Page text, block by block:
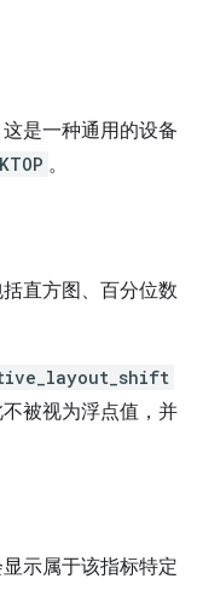
是一种通用的设备
。
直方图、百分位数
被视为浮点值，并
示属于该指标特定